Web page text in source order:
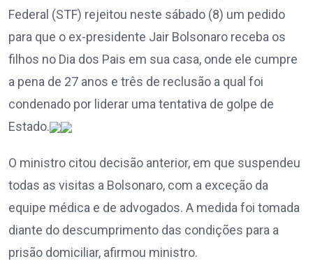
Federal (STF) rejeitou neste sábado (8) um pedido
para que o ex-presidente Jair Bolsonaro receba os
filhos no Dia dos Pais em sua casa, onde ele cumpre
a pena de 27 anos e três de reclusão a qual foi
condenado por liderar uma tentativa de golpe de
Estado.
O ministro citou decisão anterior, em que suspendeu
todas as visitas a Bolsonaro, com a exceção da
equipe médica e de advogados. A medida foi tomada
diante do descumprimento das condições para a
prisão domiciliar, afirmou ministro.